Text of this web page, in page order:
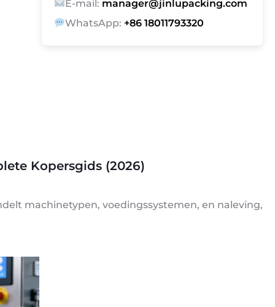
E-mail: manager@jinlupacking.com
WhatsApp: +86 18011793320
Kopersgids (2026)
machinetypen, voedingssystemen, en naleving,